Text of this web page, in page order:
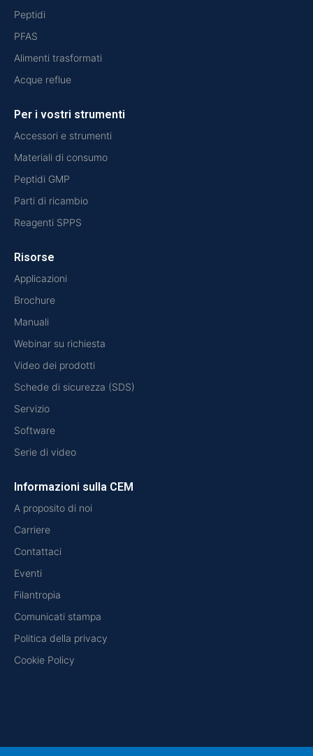
Peptidi
PFAS
Alimenti trasformati
Acque reflue
Per i vostri strumenti
Accessori e strumenti
Materiali di consumo
Peptidi GMP
Parti di ricambio
Reagenti SPPS
Risorse
Applicazioni
Brochure
Manuali
Webinar su richiesta
Video dei prodotti
Schede di sicurezza (SDS)
Servizio
Software
Serie di video
Informazioni sulla CEM
A proposito di noi
Carriere
Contattaci
Eventi
Filantropia
Comunicati stampa
Politica della privacy
Cookie Policy